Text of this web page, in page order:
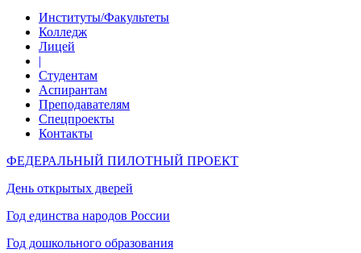
Институты/Факультеты
Колледж
Лицей
|
Студентам
Аспирантам
Преподавателям
Спецпроекты
Контакты
ФЕДЕРАЛЬНЫЙ ПИЛОТНЫЙ ПРОЕКТ
День открытых дверей
Год единства народов России
Год дошкольного образования